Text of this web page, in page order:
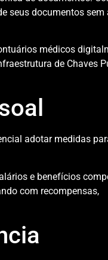
seus documentos sem
médicos
de Chaves
adotar medidas
e benefícios
com recompensas,